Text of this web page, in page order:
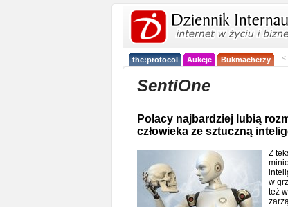
the:protocol Aukcje Bukmacherzy <
SentiOne
Polacy najbardziej lubią
człowieka ze sztuczną
Z
w
też